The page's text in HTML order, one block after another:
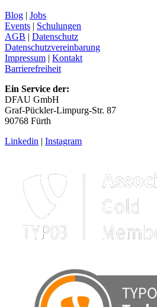
Blog
Jobs
Events
Schulungen
AGB
Datenschutz
Datenschutzvereinbarung
Impressum
Kontakt
Barrierefreiheit
Ein Service der:
DFAU GmbH
Graf-Pückler-Limpurg-Str. 87
90768 Fürth
Linkedin
Instagram